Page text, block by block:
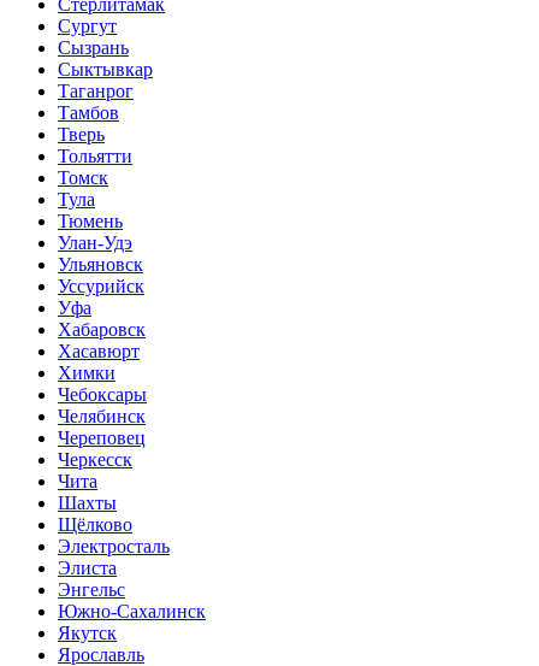
Сургут
Сызрань
Сыктывкар
Таганрог
Тамбов
Тверь
Тольятти
Томск
Тула
Тюмень
Улан-Удэ
Ульяновск
Уссурийск
Уфа
Хабаровск
Хасавюрт
Химки
Чебоксары
Челябинск
Череповец
Черкесск
Чита
Шахты
Щёлково
Электросталь
Элиста
Энгельс
Южно-Сахалинск
Якутск
Ярославль